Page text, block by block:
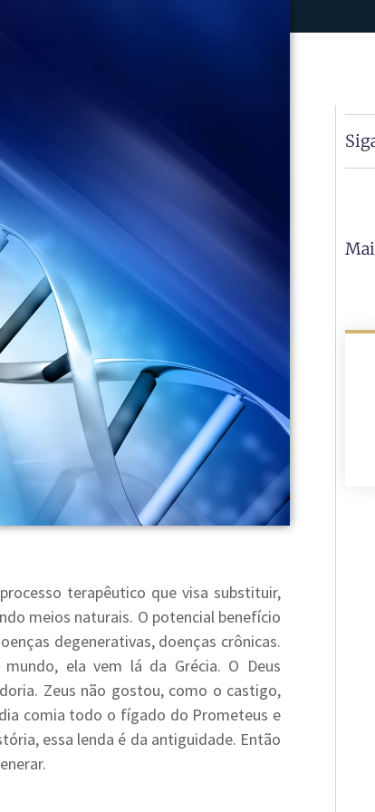
terapêutico que visa substituir,
meios naturais. O potencial benefício
degenerativas, doenças crônicas.
ela vem lá da Grécia. O Deus
Zeus não gostou, como o castigo,
comia todo o fígado do Prometeus e
essa lenda é da antiguidade. Então